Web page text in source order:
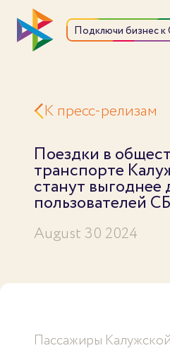
Подключи бизнес
К пресс-релизам
Поездки в
транспорте
станут выгоднее
пользователей
August 30 2024
Пассажиры